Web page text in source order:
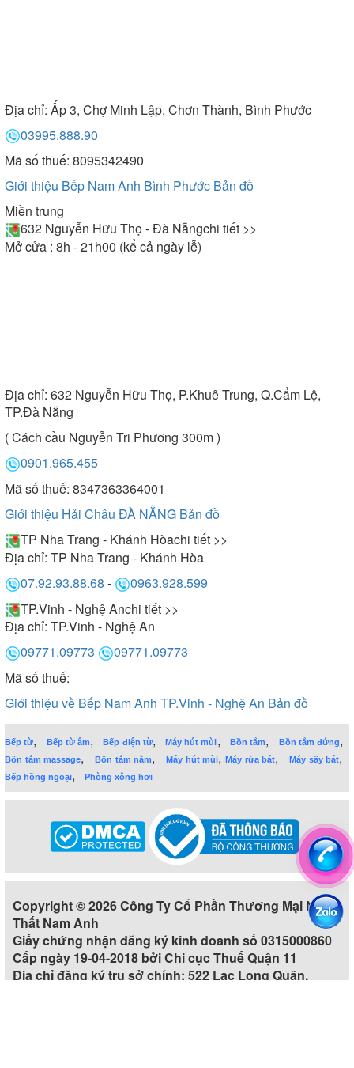
Địa chỉ: Ấp 3, Chợ Minh Lập, Chơn Thành, Bình Phước
03995.888.90
Mã số thuế: 8095342490
Giới thiệu Bếp Nam Anh Bình Phước Bản đồ
Miền trung
632 Nguyễn Hữu Thọ - Đà Nẵngchi tiết >>
Mở cửa : 8h - 21h00 (kể cả ngày lễ)
Địa chỉ: 632 Nguyễn Hữu Thọ, P.Khuê Trung, Q.Cẩm Lệ,
TP.Đà Nẵng
( Cách cầu Nguyễn Tri Phương 300m )
0901.965.455
Mã số thuế: 8347363364001
Giới thiệu Hải Châu ĐÀ NẴNG Bản đồ
TP Nha Trang - Khánh Hòachi tiết >>
Địa chỉ: TP Nha Trang - Khánh Hòa
07.92.93.88.68 -
0963.928.599
TP.Vinh - Nghệ Anchi tiết >>
Địa chỉ: TP.Vinh - Nghệ An
09771.09773
09771.09773
Mã số thuế:
Giới thiệu về Bếp Nam Anh TP.Vinh - Nghệ An Bản đồ
Bếp từ, Bếp từ âm,Bếp điện từ,Máy hút mùi, Bồn tắm, Bồn tắm đứng,
Bồn tắm massage,Bồn tắm nằm,Máy hút mùi,Máy rửa bát,Máy sấy bát,
Bếp hồng ngoại, Phòng xông hơi
Copyright © 2026 Công Ty Cổ Phần Thương Mại Nội
Thất Nam Anh
Giấy chứng nhận đăng ký kinh doanh số 0315000860
Cấp ngày 19-04-2018 bởi Chi cục Thuế Quận 11
Địa chỉ đăng ký trụ sở chính: 522 Lạc Long Quân,